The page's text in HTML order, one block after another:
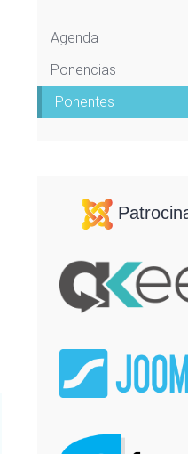
Agenda
Ponencias
Ponentes